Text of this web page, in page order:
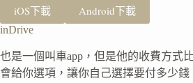
iOS下載 Android下載
inDrive
也是一個叫車app，但是他的收費方式
會給你選項，讓你自己選擇要付多少錢